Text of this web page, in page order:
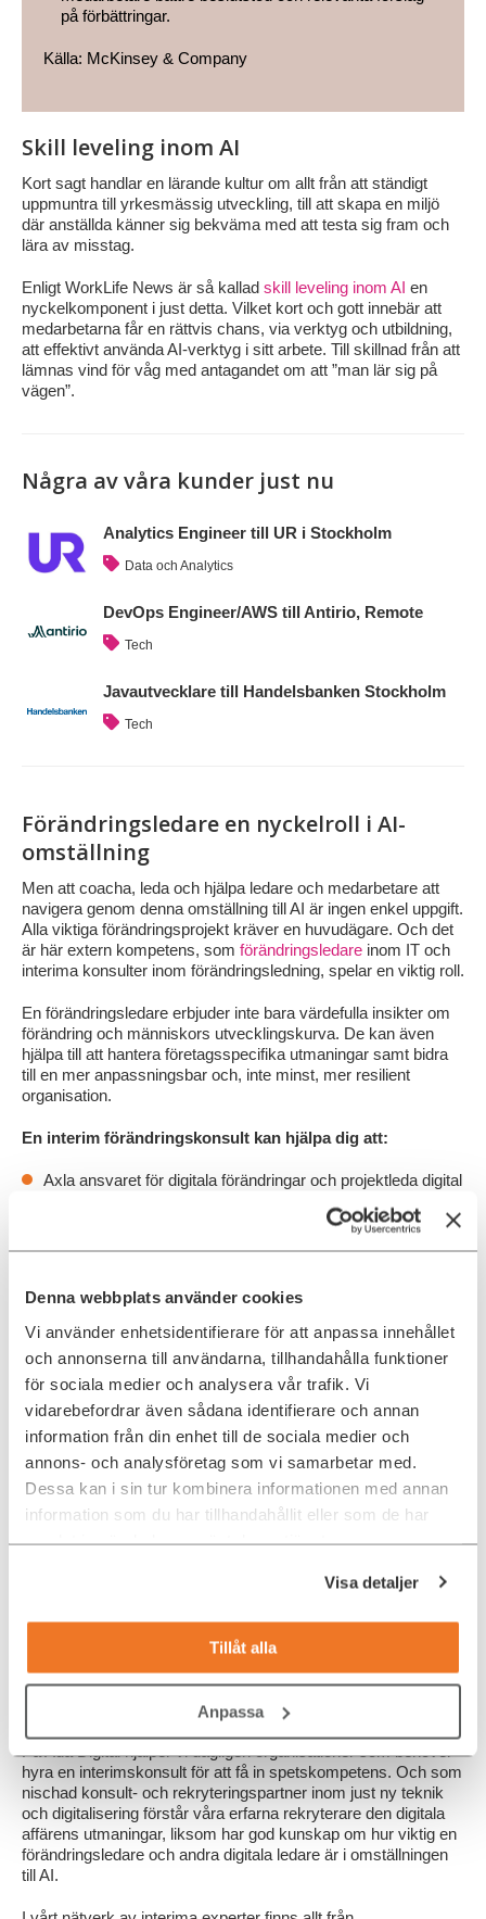
Denna webbplats använder cookies
Vi använder enhetsidentifierare för att anpassa innehållet
och annonserna till användarna, tillhandahålla funktioner
för sociala medier och analysera vår trafik. Vi
vidarebefordrar även sådana identifierare och annan
information från din enhet till de sociala medier och
annons- och analysföretag som vi samarbetar med.
Dessa kan i sin tur kombinera informationen med annan
information som du har tillhandahållit eller som de har
samlat in när du har använt deras tjänster.
Visa detaljer
Tillåt alla
Anpassa
på förbättringar.
Källa: McKinsey & Company
Skill leveling inom AI
Kort sagt handlar en lärande kultur om allt från att ständigt
uppmuntra till yrkesmässig utveckling, till att skapa en miljö
där anställda känner sig bekväma med att testa sig fram och
lära av misstag.
Enligt WorkLife News är så kallad skill leveling inom AI en
nyckelkomponent i just detta. Vilket kort och gott innebär att
medarbetarna får en rättvis chans, via verktyg och utbildning,
att effektivt använda AI-verktyg i sitt arbete. Till skillnad från att
lämnas vind för våg med antagandet om att ”man lär sig på
vägen”.
Några av våra kunder just nu
Analytics Engineer till UR i Stockholm
Data och Analytics
DevOps Engineer/AWS till Antirio, Remote
Tech
Javautvecklare till Handelsbanken Stockholm
Tech
Förändringsledare en nyckelroll i AI-
omställning
Men att coacha, leda och hjälpa ledare och medarbetare att
navigera genom denna omställning till AI är ingen enkel uppgift.
Alla viktiga förändringsprojekt kräver en huvudägare. Och det
är här extern kompetens, som förändringsledare inom IT och
interima konsulter inom förändringsledning, spelar en viktig roll.
En förändringsledare erbjuder inte bara värdefulla insikter om
förändring och människors utvecklingskurva. De kan även
hjälpa till att hantera företagsspecifika utmaningar samt bidra
till en mer anpassningsbar och, inte minst, mer resilient
organisation.
En interim förändringskonsult kan hjälpa dig att:
Axla ansvaret för digitala förändringar och projektleda digital
Samla in och kartlägga verksamhetens behov av AI.
teknik.
Utbilda och upskilla personalen i praktisk tillämplig av
generativ AI.
Se över affärskritiska processer och ge förslag var AI kan
göra mest nytta.
Effektivisera implementeringen av AI.
Sätta realistiska mål på vad AI kan åstadkomma.
Anlita interimskonsult från Ada Digital
På Ada Digital hjälper vi dagligen organisationer som behöver
hyra en interimskonsult för att få in spetskompetens. Och som
nischad konsult- och rekryteringspartner inom just ny teknik
och digitalisering förstår våra erfarna rekryterare den digitala
affärens utmaningar, liksom har god kunskap om hur viktig en
förändringsledare och andra digitala ledare är i omställningen
till AI.